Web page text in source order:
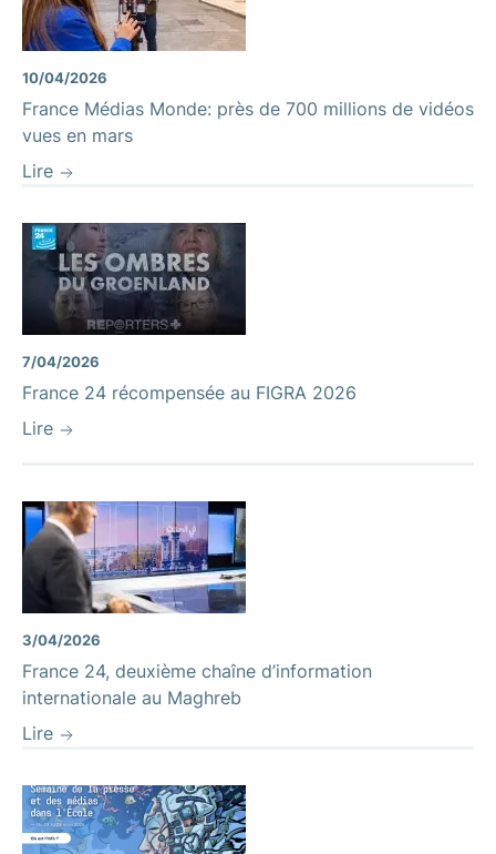
10/04/2026
France Médias Monde: près de 700 millions de vidéos
vues en mars
Lire
7/04/2026
France 24 récompensée au FIGRA 2026
Lire
3/04/2026
France 24, deuxième chaîne d’information
internationale au Maghreb
Lire